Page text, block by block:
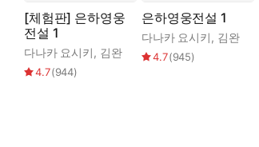
[체험판] 은하영웅
전설 1
다나카 요시키, 김완
4.7(944)
은하영웅전설 1
다나카 요시키, 김완
4.7(945)